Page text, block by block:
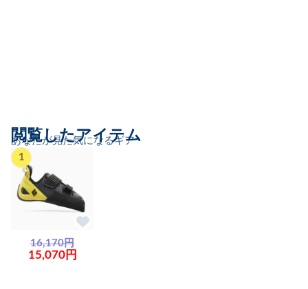
あなたが見た気になるギア
閲覧したアイテム
1
16,170円
15,070円